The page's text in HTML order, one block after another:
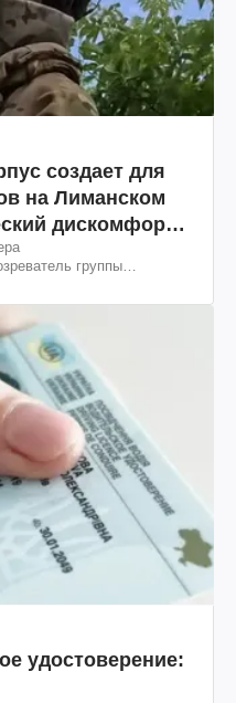
создает для
на Лиманском
дискомфорт:
группы
удостоверение: